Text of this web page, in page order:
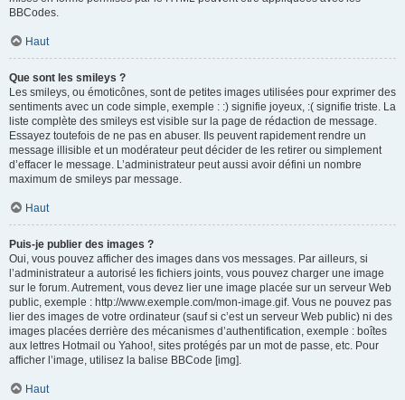
BBCodes.
Haut
Que sont les smileys ?
Les smileys, ou émoticônes, sont de petites images utilisées pour exprimer des
sentiments avec un code simple, exemple : :) signifie joyeux, :( signifie triste. La
liste complète des smileys est visible sur la page de rédaction de message.
Essayez toutefois de ne pas en abuser. Ils peuvent rapidement rendre un
message illisible et un modérateur peut décider de les retirer ou simplement
d’effacer le message. L’administrateur peut aussi avoir défini un nombre
maximum de smileys par message.
Haut
Puis-je publier des images ?
Oui, vous pouvez afficher des images dans vos messages. Par ailleurs, si
l’administrateur a autorisé les fichiers joints, vous pouvez charger une image
sur le forum. Autrement, vous devez lier une image placée sur un serveur Web
public, exemple : http://www.exemple.com/mon-image.gif. Vous ne pouvez pas
lier des images de votre ordinateur (sauf si c’est un serveur Web public) ni des
images placées derrière des mécanismes d’authentification, exemple : boîtes
aux lettres Hotmail ou Yahoo!, sites protégés par un mot de passe, etc. Pour
afficher l’image, utilisez la balise BBCode [img].
Haut